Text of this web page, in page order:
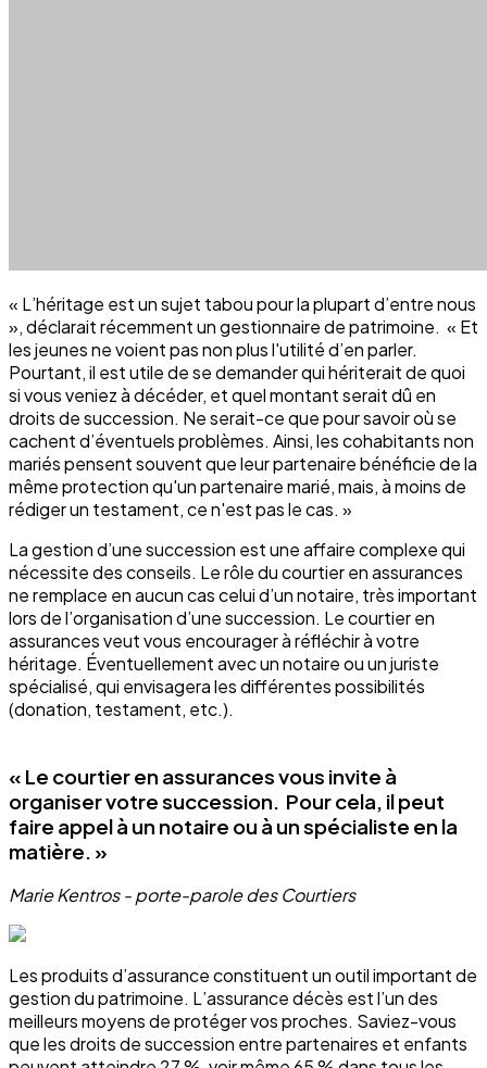
« L’héritage est un sujet tabou pour la plupart d’entre nous
», déclarait récemment un gestionnaire de patrimoine. « Et
les jeunes ne voient pas non plus l'utilité d’en parler.
Pourtant, il est utile de se demander qui hériterait de quoi
si vous veniez à décéder, et quel montant serait dû en
droits de succession. Ne serait-ce que pour savoir où se
cachent d’éventuels problèmes. Ainsi, les cohabitants non
mariés pensent souvent que leur partenaire bénéficie de la
même protection qu'un partenaire marié, mais, à moins de
rédiger un testament, ce n'est pas le cas. »
La gestion d’une succession est une affaire complexe qui
nécessite des conseils. Le rôle du courtier en assurances
ne remplace en aucun cas celui d’un notaire, très important
lors de l’organisation d’une succession. Le courtier en
assurances veut vous encourager à réfléchir à votre
héritage. Éventuellement avec un notaire ou un juriste
spécialisé, qui envisagera les différentes possibilités
(donation, testament, etc.).
« Le courtier en assurances vous invite à
organiser votre succession. Pour cela, il peut
faire appel à un notaire ou à un spécialiste en la
matière. »
Marie Kentros - porte-parole des Courtiers
Les produits d’assurance constituent un outil important de
gestion du patrimoine. L’assurance décès est l’un des
meilleurs moyens de protéger vos proches. Saviez-vous
que les droits de succession entre partenaires et enfants